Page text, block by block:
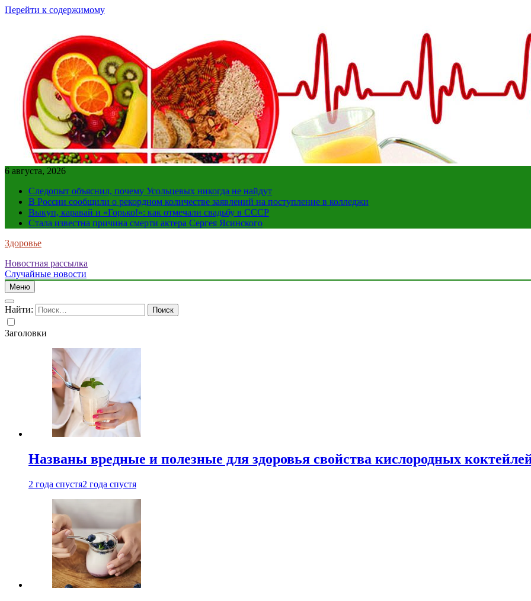
Перейти к содержимому
6 августа, 2026
Следопыт объяснил, почему Усольцевых никогда не найдут
В России сообщили о рекордном количестве заявлений на поступление в колледжи
Выкуп, каравай и «Горько!»: как отмечали свадьбу в СССР
Стала известна причина смерти актера Сергея Ясинского
Здоровье
Новостная рассылка
Случайные новости
Меню
Найти:
Заголовки
Названы вредные и полезные для здоровья свойства кислородных
2 года спустя2 года спустя